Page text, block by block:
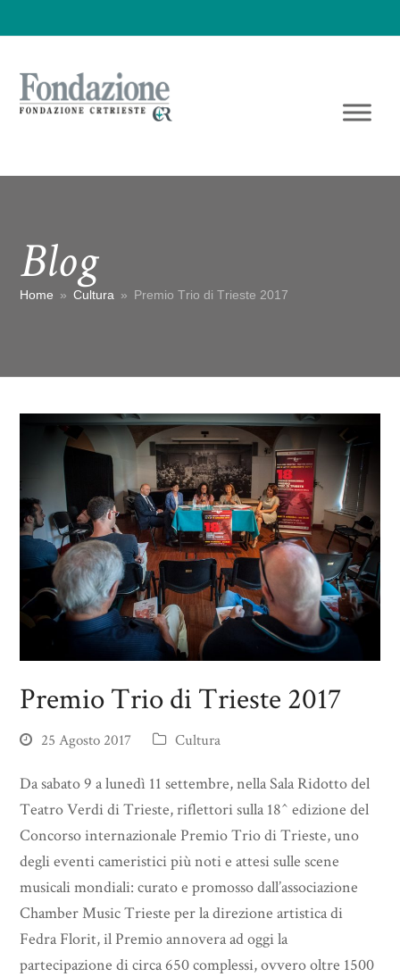
Blog
Home » Cultura » Premio Trio di Trieste 2017
Premio Trio di Trieste 2017
25 Agosto 2017 Cultura
Da sabato 9 a lunedì 11 settembre, nella Sala Ridotto del
Teatro Verdi di Trieste, riflettori sulla 18^ edizione del
Concorso internazionale Premio Trio di Trieste, uno
degli eventi cameristici più noti e attesi sulle scene
musicali mondiali: curato e promosso dall’associazione
Chamber Music Trieste per la direzione artistica di
Fedra Florit, il Premio annovera ad oggi la
partecipazione di circa 650 complessi, ovvero oltre 1500